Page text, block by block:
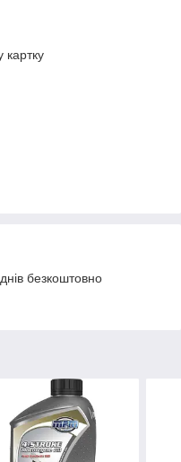
картку
безкоштовно